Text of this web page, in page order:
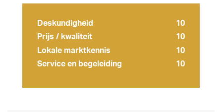
Deskundigheid
10
Prijs / kwaliteit
10
Lokale marktkennis
10
Service en begeleiding
10